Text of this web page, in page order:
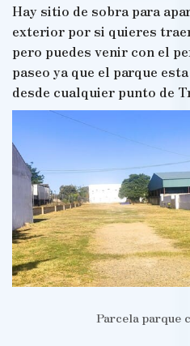
Hay sitio de sobra para
exterior por si quieres
pero puedes venir con el
paseo ya que el parque
desde cualquier punto de
Parcela parque